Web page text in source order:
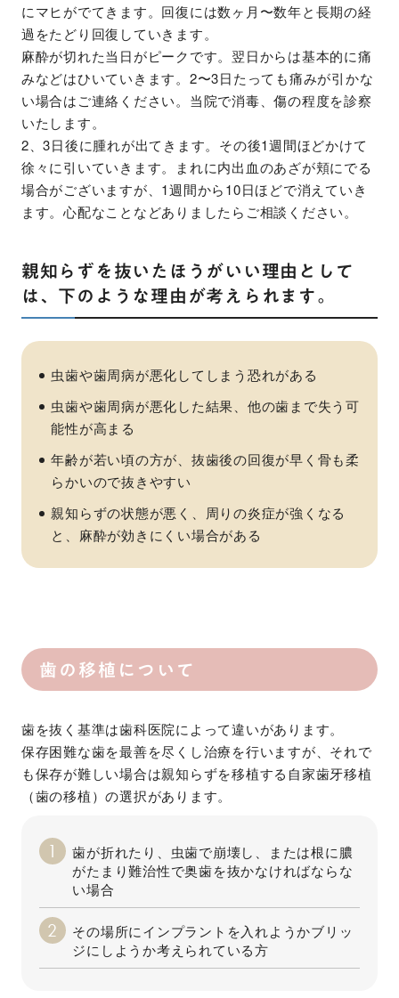
にマヒがでてきます。回復には数ヶ月〜数年と長期の経
過をたどり回復していきます。
麻酔が切れた当日がピークです。翌日からは基本的に痛
みなどはひいていきます。2〜3日たっても痛みが引かな
い場合はご連絡ください。当院で消毒、傷の程度を診察
いたします。
2、3日後に腫れが出てきます。その後1週間ほどかけて
徐々に引いていきます。まれに内出血のあざが頬にでる
場合がございますが、1週間から10日ほどで消えていき
ます。心配なことなどありましたらご相談ください。
親知らずを抜いたほうがいい理由として
は、下のような理由が考えられます。
虫歯や歯周病が悪化してしまう恐れがある
虫歯や歯周病が悪化した結果、他の歯まで失う可
能性が高まる
年齢が若い頃の方が、抜歯後の回復が早く骨も柔
らかいので抜きやすい
親知らずの状態が悪く、周りの炎症が強くなる
と、麻酔が効きにくい場合がある
歯の移植について
歯を抜く基準は歯科医院によって違いがあります。
保存困難な歯を最善を尽くし治療を行いますが、それで
も保存が難しい場合は親知らずを移植する自家歯牙移植
（歯の移植）の選択があります。
歯が折れたり、虫歯で崩壊し、または根に膿
がたまり難治性で奥歯を抜かなければならな
い場合
その場所にインプラントを入れようかブリッ
ジにしようか考えられている方